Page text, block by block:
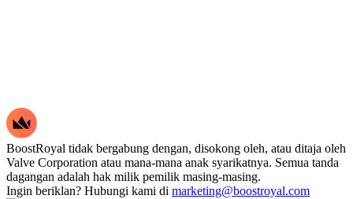
BoostRoyal tidak bergabung dengan, disokong oleh, atau ditaja oleh
Valve Corporation atau mana-mana anak syarikatnya. Semua tanda
dagangan adalah hak milik pemilik masing-masing.
Ingin beriklan? Hubungi kami di marketing@boostroyal.com